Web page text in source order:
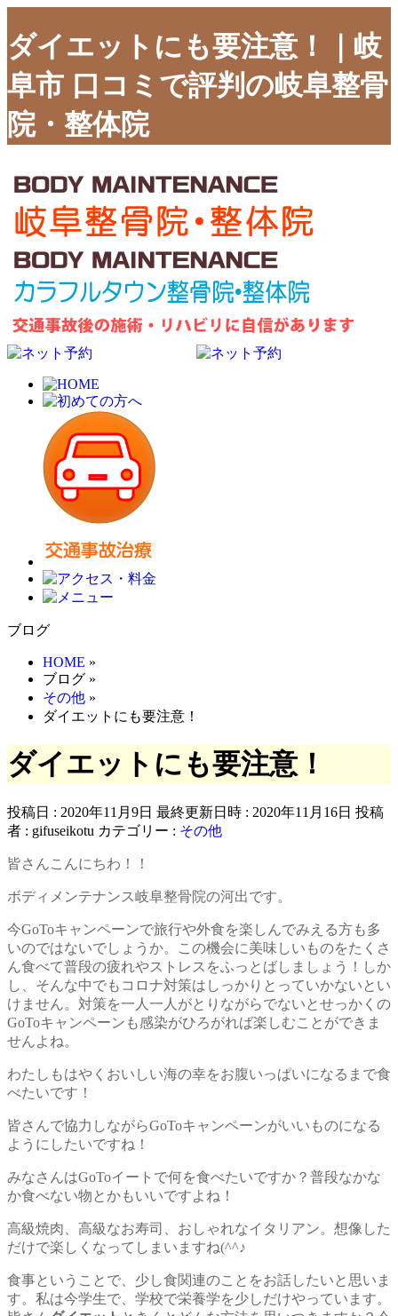
ダイエットにも要注意！｜岐
阜市 口コミで評判の岐阜整骨
院・整体院
ブログ
HOME »
ブログ »
その他 »
ダイエットにも要注意！
ダイエットにも要注意！
投稿日 : 2020年11月9日 最終更新日時 : 2020年11月16日 投稿
者 : gifuseikotu カテゴリー : その他
皆さんこんにちわ！！
ボディメンテナンス岐阜整骨院の河出です。
今GoToキャンペーンで旅行や外食を楽しんでみえる方も多
いのではないでしょうか。この機会に美味しいものをたくさ
ん食べて普段の疲れやストレスをふっとばしましょう！しか
し、そんな中でもコロナ対策はしっかりとっていかないとい
けません。対策を一人一人がとりながらでないとせっかくの
GoToキャンペーンも感染がひろがれば楽しむことができま
せんよね。
わたしもはやくおいしい海の幸をお腹いっぱいになるまで食
べたいです！
皆さんで協力しながらGoToキャンペーンがいいものになる
ようにしたいですね！
みなさんはGoToイートで何を食べたいですか？普段なかな
か食べない物とかもいいですよね！
高級焼肉、高級なお寿司、おしゃれなイタリアン。想像した
だけで楽しくなってしまいますね(^^♪
食事ということで、少し食関連のことをお話したいと思いま
す。私は今学生で、学校で栄養学を少しだけやっています。